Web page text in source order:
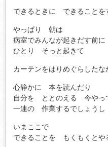
できるときに できることを
やっぱり 朝は
病室でみんなが起きだす前に
ひとり そっと起きて
カーテンをはりめぐらしたな
心静かに 本を読んだり
自分を ととのえる 今やっ
一連の 作業するでしょうし
いまここで
できることを もくもくとや